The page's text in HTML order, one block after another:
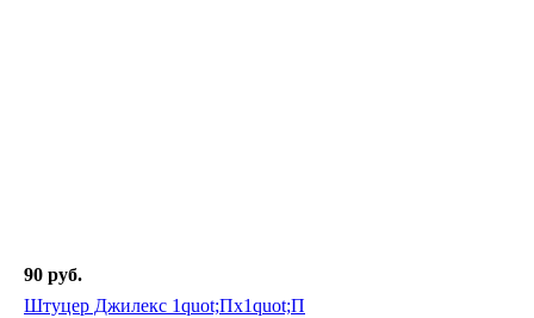
90 руб.
Штуцер Джилекс 1quot;Пх1quot;П